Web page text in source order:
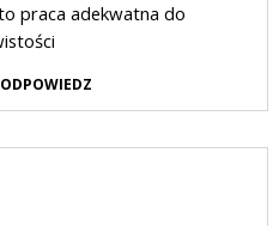
praca adekwatna do
ODPOWIEDZ